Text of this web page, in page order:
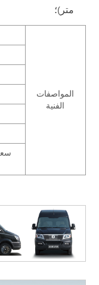
متر)؛
المواصفات
الفنية